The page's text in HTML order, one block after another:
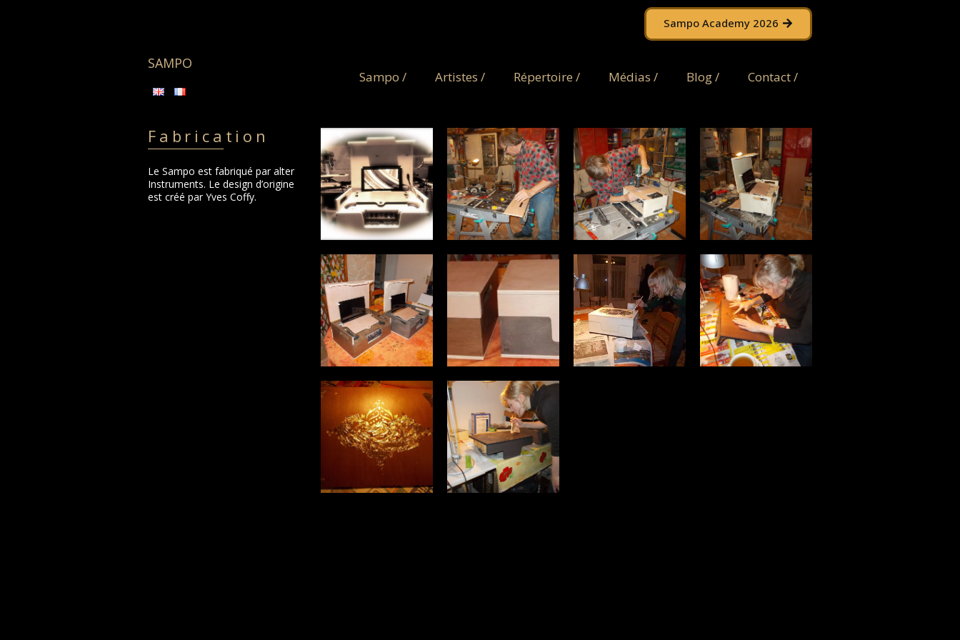
Sampo Academy 2026
SAMPO
Sampo / Artistes / Répertoire / Médias / Blog / Contact /
Fabrication
Le Sampo est fabriqué par alter
Instruments. Le design d’origine
est créé par Yves Coffy.